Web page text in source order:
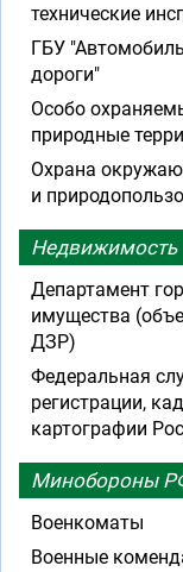
технические
ГБУ
дороги"
Особо
природные
Охрана
и
Недвижимость
Департамент
имущества
ДЗР)
Федеральная
регистрации,
картографии
Минобороны
Военкоматы
Военные